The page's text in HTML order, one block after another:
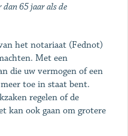
65 jaar als de
het notariaat (Fednot)
Met een
die uw vermogen of een
toe in staat bent.
regelen of de
kan ook gaan om grotere